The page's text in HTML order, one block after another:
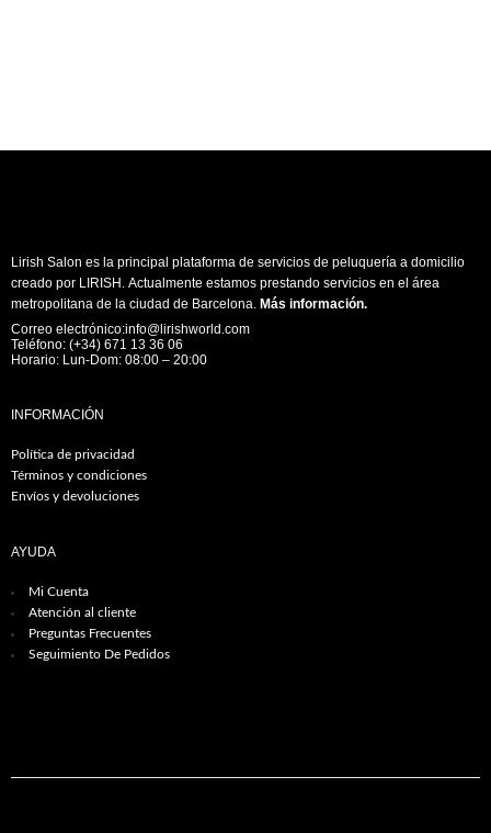
Lirish Salon es la principal plataforma de servicios de peluquería a domicilio
creado por LIRISH. Actualmente estamos prestando servicios en el área
metropolitana de la ciudad de Barcelona. Más información.
Correo electrónico:info@lirishworld.com
Teléfono: (+34) 671 13 36 06
Horario: Lun-Dom: 08:00 – 20:00
INFORMACIÓN
Política de privacidad
Términos y condiciones
Envíos y devoluciones
AYUDA
Mi Cuenta
Atención al cliente
Preguntas Frecuentes
Seguimiento De Pedidos